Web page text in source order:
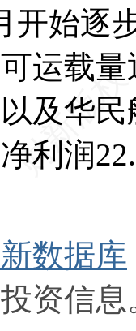
开始逐
运载
及华
利润
数据库
资信息